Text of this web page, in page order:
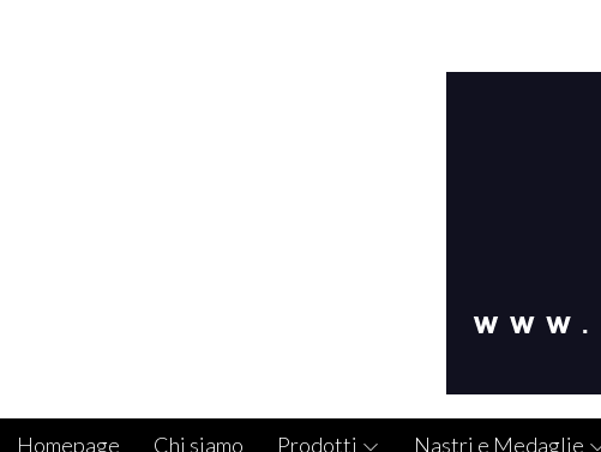
Homepage Chi siamo Prodotti Nastri e Medaglie